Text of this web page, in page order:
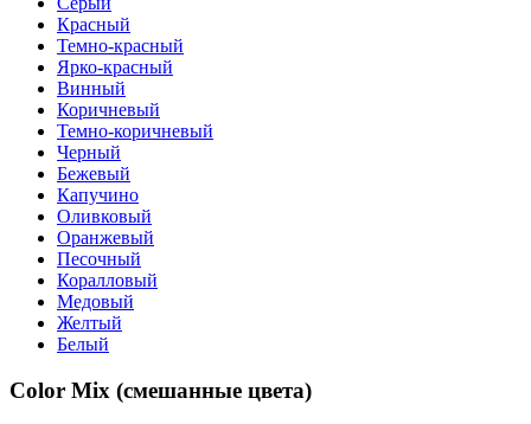
Красный
Темно-красный
Ярко-красный
Винный
Коричневый
Темно-коричневый
Черный
Бежевый
Капучино
Оливковый
Оранжевый
Песочный
Коралловый
Медовый
Желтый
Белый
Color Mix (смешанные цвета)